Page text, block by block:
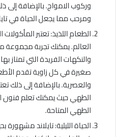
وركوب الامواج. بالإضافة إلى
ومرحب مما يجعل الحياة في
الطعام اللذيذ: تعتبر
العالم. يمكنك تجربة مجموعة
والنكهات الفريدة التي تمتاز
صغيرة في كل زاوية تقدم
والعصرية. بالإضافة إلى ذلك
الطهي حيث يمكنك تعلم فنون
الطهي المتاحة.
الحياة الليلية: تايلاند مشهورة